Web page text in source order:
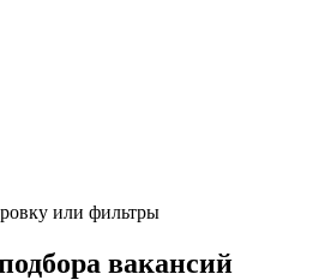
или фильтры
вакансий